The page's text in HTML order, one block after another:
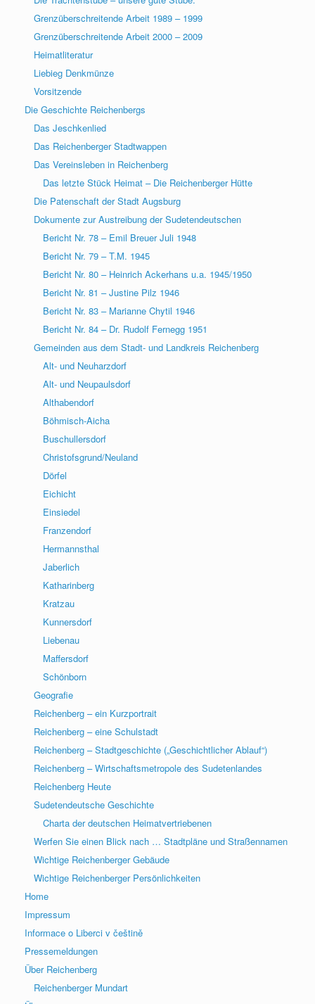
Grenzüberschreitende Arbeit 1989 – 1999
Grenzüberschreitende Arbeit 2000 – 2009
Heimatliteratur
Liebieg Denkmünze
Vorsitzende
Die Geschichte Reichenbergs
Das Jeschkenlied
Das Reichenberger Stadtwappen
Das Vereinsleben in Reichenberg
Das letzte Stück Heimat – Die Reichenberger Hütte
Die Patenschaft der Stadt Augsburg
Dokumente zur Austreibung der Sudetendeutschen
Bericht Nr. 78 – Emil Breuer Juli 1948
Bericht Nr. 79 – T.M. 1945
Bericht Nr. 80 – Heinrich Ackerhans u.a. 1945/1950
Bericht Nr. 81 – Justine Pilz 1946
Bericht Nr. 83 – Marianne Chytil 1946
Bericht Nr. 84 – Dr. Rudolf Fernegg 1951
Gemeinden aus dem Stadt- und Landkreis Reichenberg
Alt- und Neuharzdorf
Alt- und Neupaulsdorf
Althabendorf
Böhmisch-Aicha
Buschullersdorf
Christofsgrund/Neuland
Dörfel
Eichicht
Einsiedel
Franzendorf
Hermannsthal
Jaberlich
Katharinberg
Kratzau
Kunnersdorf
Liebenau
Maffersdorf
Schönborn
Geografie
Reichenberg – ein Kurzportrait
Reichenberg – eine Schulstadt
Reichenberg – Stadtgeschichte („Geschichtlicher Ablauf“)
Reichenberg – Wirtschaftsmetropole des Sudetenlandes
Reichenberg Heute
Sudetendeutsche Geschichte
Charta der deutschen Heimatvertriebenen
Werfen Sie einen Blick nach … Stadtpläne und Straßennamen
Wichtige Reichenberger Gebäude
Wichtige Reichenberger Persönlichkeiten
Home
Impressum
Informace o Liberci v češtině
Pressemeldungen
Über Reichenberg
Reichenberger Mundart